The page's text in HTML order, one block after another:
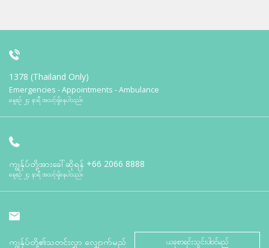
1378 (Thailand Only)
Emergencies - Appointments - Ambulance
နေ့စဉ် ၂၄ နာရီ အသင့်ရှိနေပါသည်။
ကျွန်ုပ်တို့အားခေါ်ဆိုရန် +66 2066 8888
နေ့စဉ် ၂၄ နာရီ အသင့်ရှိနေပါသည်။
ကျွန်ုပ်တို့၏သတင်းလွှာ လျှောက်မည် ယခုစာရင်းသွင်းပါဝင်မည်